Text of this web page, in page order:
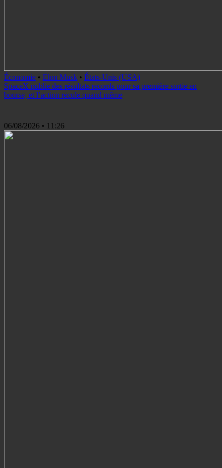
Économie • Elon Musk • États-Unis (USA)
SpaceX publie des résultats records pour sa première sortie en
bourse, et l’action recule quand même
06/08/2026 • 11:26